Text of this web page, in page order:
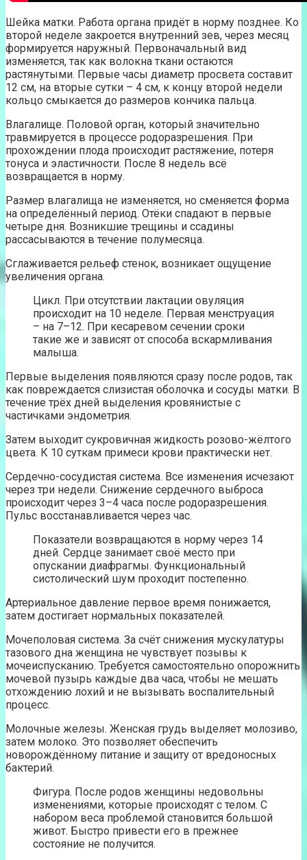
Шейка матки. Работа органа придёт в норму позднее. Ко
второй неделе закроется внутренний зев, через месяц
формируется наружный. Первоначальный вид
изменяется, так как волокна ткани остаются
растянутыми. Первые часы диаметр просвета составит
12 см, на вторые сутки – 4 см, к концу второй недели
кольцо смыкается до размеров кончика пальца.
Влагалище. Половой орган, который значительно
травмируется в процессе родоразрешения. При
прохождении плода происходит растяжение, потеря
тонуса и эластичности. После 8 недель всё
возвращается в норму.
Размер влагалища не изменяется, но сменяется форма
на определённый период. Отёки спадают в первые
четыре дня. Возникшие трещины и ссадины
рассасываются в течение полумесяца.
Сглаживается рельеф стенок, возникает ощущение
увеличения органа.
Цикл. При отсутствии лактации овуляция
происходит на 10 неделе. Первая менструация
– на 7–12. При кесаревом сечении сроки
такие же и зависят от способа вскармливания
малыша.
Первые выделения появляются сразу после родов, так
как повреждается слизистая оболочка и сосуды матки. В
течение трёх дней выделения кровянистые с
частичками эндометрия.
Затем выходит сукровичная жидкость розово-жёлтого
цвета. К 10 суткам примеси крови практически нет.
Сердечно-сосудистая система. Все изменения исчезают
через три недели. Снижение сердечного выброса
происходит через 3–4 часа после родоразрешения.
Пульс восстанавливается через час.
Показатели возвращаются в норму через 14
дней. Сердце занимает своё место при
опускании диафрагмы. Функциональный
систолический шум проходит постепенно.
Артериальное давление первое время понижается,
затем достигает нормальных показателей.
Мочеполовая система. За счёт снижения мускулатуры
тазового дна женщина не чувствует позывы к
мочеиспусканию. Требуется самостоятельно опорожнить
мочевой пузырь каждые два часа, чтобы не мешать
отхождению лохий и не вызывать воспалительный
процесс.
Молочные железы. Женская грудь выделяет молозиво,
затем молоко. Это позволяет обеспечить
новорождённому питание и защиту от вредоносных
бактерий.
Фигура. После родов женщины недовольны
изменениями, которые происходят с телом. С
набором веса проблемой становится большой
живот. Быстро привести его в прежнее
состояние не получится.